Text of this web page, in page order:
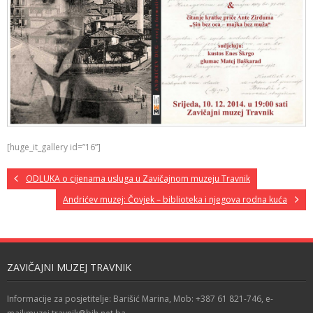
[huge_it_gallery id=”16”]
ODLUKA o cijenama usluga u Zavičajnom muzeju Travnik
Andrićev muzej: Čovjek – biblioteka i njegova rodna kuća
ZAVIČAJNI MUZEJ TRAVNIK
Informacije za posjetitelje: Barišić Marina, Mob: +387 61 821-746, e-